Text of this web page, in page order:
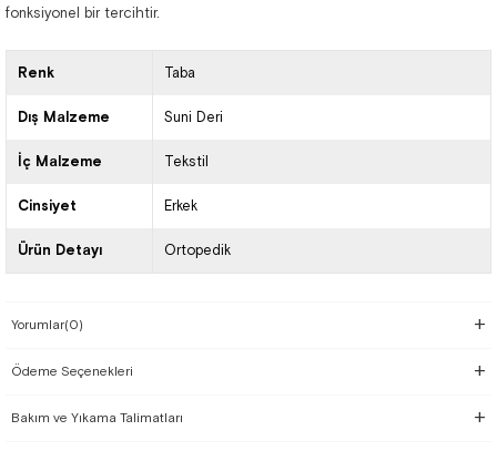
fonksiyonel bir tercihtir.
Renk Taba
Dış Malzeme Suni Deri
İç Malzeme Tekstil
Cinsiyet Erkek
Ürün Detayı Ortopedik
Yorumlar(0)
Ödeme Seçenekleri
Bakım ve Yıkama Talimatları